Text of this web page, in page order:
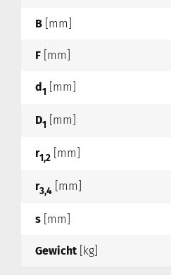
B [mm]
F [mm]
d1 [mm]
D1 [mm]
r1,2 [mm]
r3,4 [mm]
s [mm]
Gewicht [kg]